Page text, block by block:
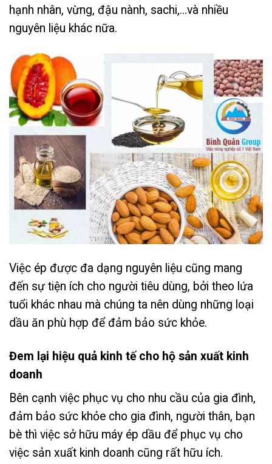
hạnh nhân, vừng, đậu nành, sachi,…và nhiều
nguyên liệu khác nữa.
Việc ép được đa dạng nguyên liệu cũng mang
đến sự tiện ích cho người tiêu dùng, bởi theo lứa
tuổi khác nhau mà chúng ta nên dùng những loại
dầu ăn phù hợp để đảm bảo sức khỏe.
Đem lại hiệu quả kinh tế cho hộ sản xuất kinh
doanh
Bên cạnh việc phục vụ cho nhu cầu của gia đình,
đảm bảo sức khỏe cho gia đình, người thân, bạn
bè thì việc sở hữu máy ép dầu để phục vụ cho
việc sản xuất kinh doanh cũng rất hữu ích.